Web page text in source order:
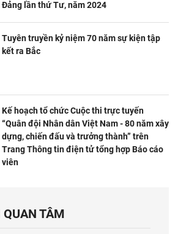
Đảng lần thứ Tư, năm 2024
Tuyên truyền kỷ niệm 70 năm sự kiện tập
kết ra Bắc
Kế hoạch tổ chức Cuộc thi trực tuyến
“Quân đội Nhân dân Việt Nam - 80 năm xây
dựng, chiến đấu và trưởng thành” trên
Trang Thông tin điện tử tổng hợp Báo cáo
viên
QUAN TÂM